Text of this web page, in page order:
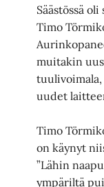
Säästössä
Timo
muitakin
uudet
Timo
on käynyt
”Lähin
ympäriltä